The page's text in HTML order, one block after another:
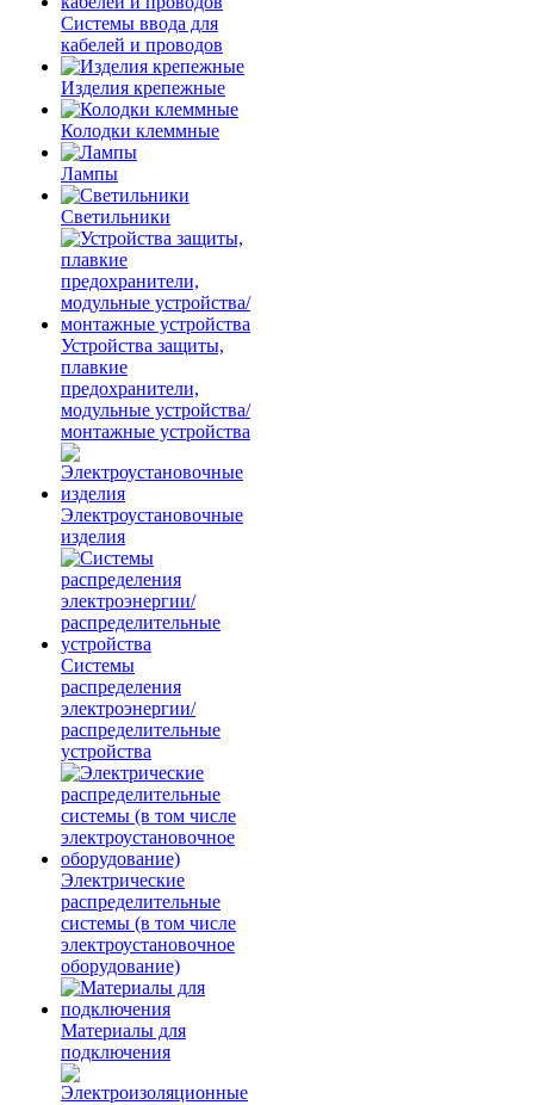
Системы ввода для
кабелей и проводов
Изделия крепежные
Колодки клеммные
Лампы
Светильники
Устройства защиты,
плавкие
предохранители,
модульные устройства/
монтажные устройства
Электроустановочные
изделия
Системы
распределения
электроэнергии/
распределительные
устройства
Электрические
распределительные
системы (в том числе
электроустановочное
оборудование)
Материалы для
подключения